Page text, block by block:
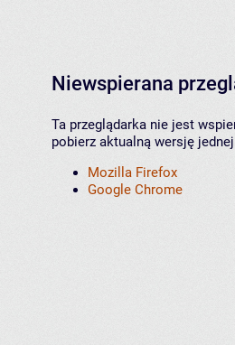
Niewspierana
Ta przeglądarka nie jest
pobierz aktualną wersję
Mozilla Firefox
Google Chrome